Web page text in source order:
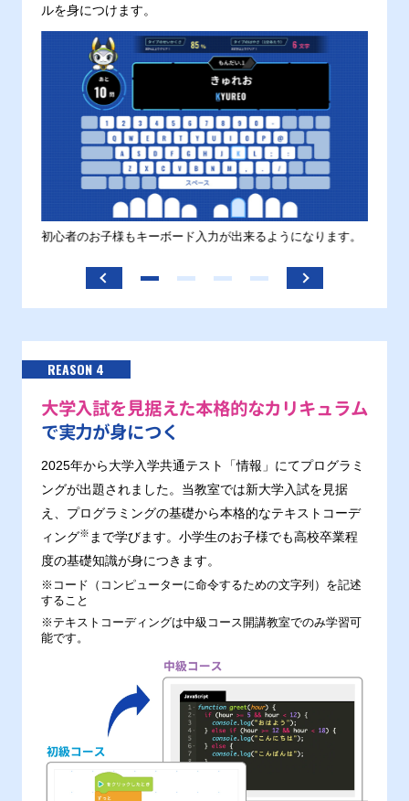
ルを身につけます。
初心者のお子様もキーボード入力が出来るようになります。
REASON 4
大学入試を見据えた本格的なカリキュラム
で実力が身につく
2025年から大学入学共通テスト「情報」にてプログラミ
ングが出題されました。当教室では新大学入試を見据
え、プログラミングの基礎から本格的なテキストコーデ
ィング※ まで学びます。小学生のお子様でも高校卒業程
度の基礎知識が身につきます。
※コード（コンピューターに命令するための文字列）を記述
すること
※テキストコーディングは中級コース開講教室でのみ学習可
能です。